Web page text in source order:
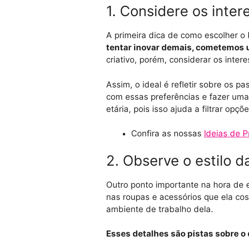
1. Considere os
A primeira dica de como escolher
tentar inovar demais, cometemos
criativo, porém, considerar os
Assim, o ideal é refletir sobre os
com essas preferências e fazer
etária, pois isso ajuda a filtrar
Confira as nossas Ideias de
2. Observe o estilo
Outro ponto importante na hora de
nas roupas e acessórios que ela
ambiente de trabalho dela.
Esses detalhes são pistas sobre